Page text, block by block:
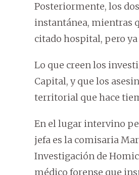
Posteriormente, los
instantánea, mientras
citado hospital, pero
Lo que creen los
Capital, y que los
territorial que hace
En el lugar intervino
jefa es la comisaria
Investigación de
médico forense que